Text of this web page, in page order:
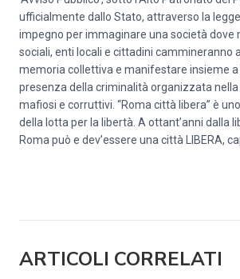
ufficialmente dallo Stato, attraverso la
impegno per immaginare una società dove
sociali, enti locali e cittadini cammineranno
memoria collettiva e manifestare insieme a
presenza della criminalità organizzata
mafiosi e corruttivi. “Roma città libera” è
della lotta per la libertà. A ottant’anni dalla
Roma può e dev’essere una città LIBERA,
ARTICOLI CORRELATI